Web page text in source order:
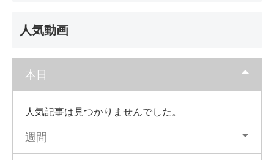
人気動画
本日
人気記事は見つかりませんでした。
週間